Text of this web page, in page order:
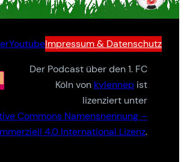
YoutubeImpressum & Datenschutz
Der Podcast über den 1. FC
Köln von kylennep ist
lizenziert unter
Commons Namensnennung –
4.0 International Lizenz.